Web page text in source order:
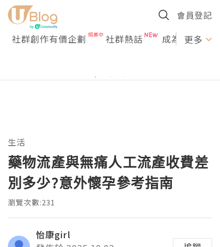
會員登記
社群創作有價企劃 社群熱話 成為U更多
生活
藥物流產與無痛人工流產收費差
別多少?意外懷孕參考指南
瀏覽次數:231
怡康girl